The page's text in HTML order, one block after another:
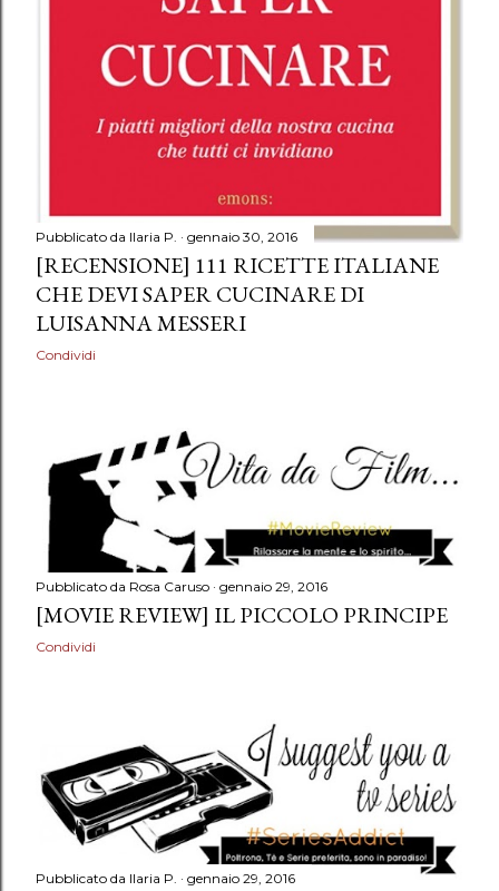
Pubblicato da Ilaria P. gennaio 30, 2016
[RECENSIONE] 111 RICETTE ITALIANE
CHE DEVI SAPER CUCINARE DI
LUISANNA MESSERI
Condividi
Pubblicato da Rosa Caruso gennaio 29, 2016
[MOVIE REVIEW] IL PICCOLO PRINCIPE
Condividi
Pubblicato da Ilaria P. gennaio 29, 2016